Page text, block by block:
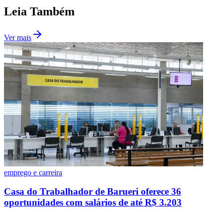
Flamengo
Leia Também
Ver mais
emprego e carreira
Casa do Trabalhador de Barueri oferece 36
oportunidades com salários de até R$ 3.203